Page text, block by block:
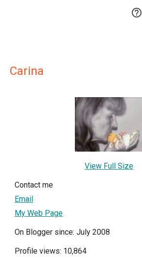

Carina
View Full Size
Contact me
Email
My Web Page
On Blogger since: July 2008
Profile views: 10,864